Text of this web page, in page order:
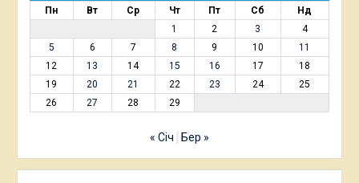
Пн Вт Ср Чт Пт Сб
Нд
1
2 3
4
5
6 7 8 9 10
11
12
13 14 15 16 17
18
19
20 21 22 23 24
25
26
27 28 29
« Січ Бер »